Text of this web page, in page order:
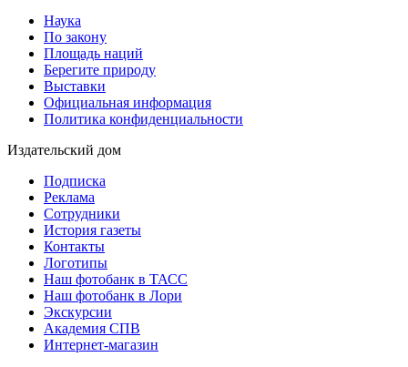
Наука
По закону
Площадь наций
Берегите природу
Выставки
Официальная информация
Политика конфиденциальности
Издательский дом
Подписка
Реклама
Сотрудники
История газеты
Контакты
Логотипы
Наш фотобанк в ТАСС
Наш фотобанк в Лори
Экскурсии
Академия СПВ
Интернет-магазин